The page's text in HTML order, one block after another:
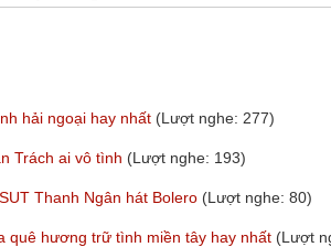
hải ngoại hay nhất (Lượt nghe: 277)
Trách ai vô tình (Lượt nghe: 193)
Thanh Ngân hát Bolero (Lượt nghe: 80)
quê hương trữ tình miền tây hay nhất (Lượt